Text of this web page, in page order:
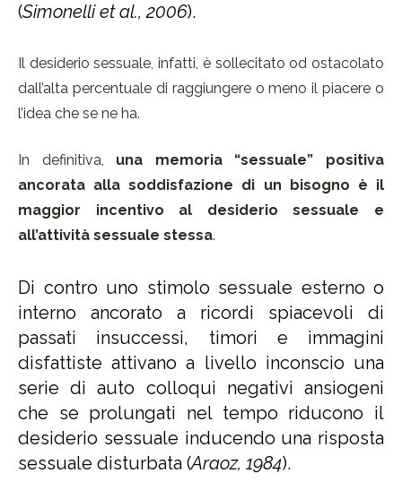
(Simonelli et al., 2006).
Il desiderio sessuale, infatti, è sollecitato od ostacolato
dall’alta percentuale di raggiungere o meno il piacere o
l’idea che se ne ha.
In definitiva, una memoria “sessuale” positiva
ancorata alla soddisfazione di un bisogno è il
maggior incentivo al desiderio sessuale e
all’attività sessuale stessa.
Di contro uno stimolo sessuale esterno o
interno ancorato a ricordi spiacevoli di
passati insuccessi, timori e immagini
disfattiste attivano a livello inconscio una
serie di auto colloqui negativi ansiogeni
che se prolungati nel tempo riducono il
desiderio sessuale inducendo una risposta
sessuale disturbata (Araoz, 1984).